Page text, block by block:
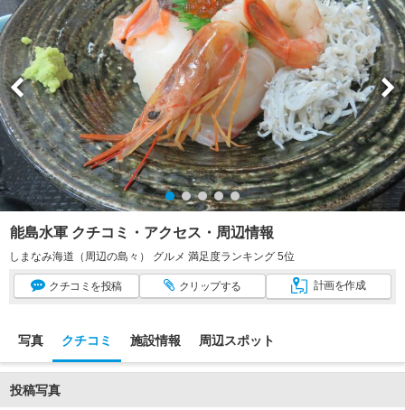
能島水軍 クチコミ・アクセス・周辺情報
しまなみ海道（周辺の島々） グルメ 満足度ランキング 5位
クチコミ を投稿 クリップする 計画を作成
写真 クチコミ 施設情報 周辺スポット
投稿写真